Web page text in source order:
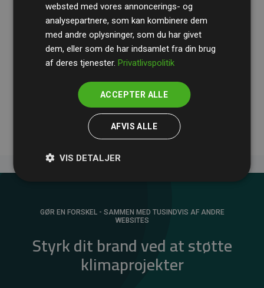
RevisionshusetBDOgennemgår løbende vores
beregninger og metode for at sikre gennemsigtighed
og pålidelighed.
Deres revision dokumenterer, at vores investeringer i
medlemmernes websites estimerede CO₂-
GØR EN FORSKEL - SAMMEN MED TUSINDVIS AF ANDRE
WEBSITES
Styrk dit brand ved at støtte
klimaprojekter
websted med vores annoncerings- og
analysepartnere, som kan kombinere dem
med andre oplysninger, som du har givet
dem, eller som de har indsamlet fra din brug
af deres tjenester.Privatlivspolitik
ACCEPTER ALLE
AFVIS ALLE
VIS DETALJER